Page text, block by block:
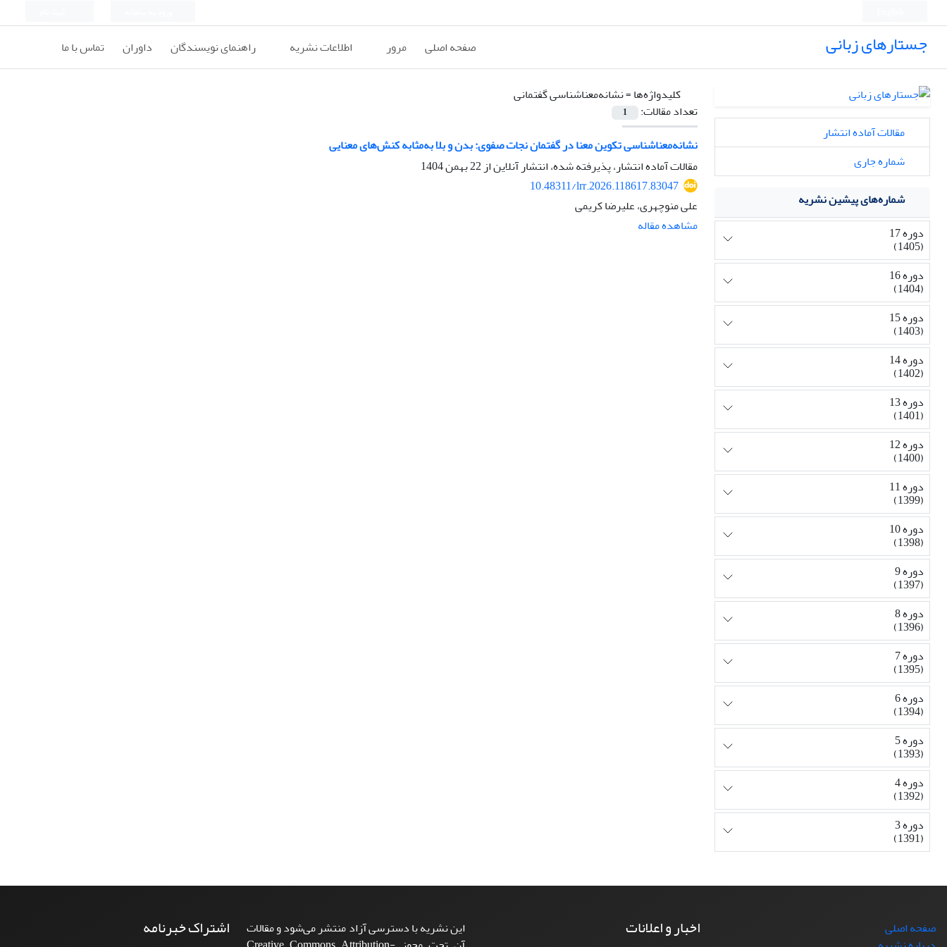
جستارهای زبانی صفحه اصلی مرور اطلاعات نشریه راهنمای نویسندگان داوران تماس با ما
کلیدواژه‌ها =نشانه‌معناشناسی گفتمانی
تعداد مقالات:
1
نشانه‌معناشناسی تکوین معنا در گفتمان نجات صفوی: بدن و بلا به‌مثابه کنش‌های معنایی
مقالات آماده انتشار، پذیرفته شده، انتشار آنلاین از22 بهمن 1404
10.48311/lrr.2026.118617.83047
علی منوچهری، علیرضا کریمی
مشاهده مقاله
مقالات آماده انتشار
شماره جاری
شماره‌های پیشین نشریه
دوره 17
(1405)
دوره 16
(1404)
دوره 15
(1403)
دوره 14
(1402)
دوره 13
(1401)
دوره 12
(1400)
دوره 11
(1399)
دوره 10
(1398)
دوره 9
(1397)
دوره 8
(1396)
دوره 7
(1395)
دوره 6
(1394)
دوره 5
(1393)
دوره 4
(1392)
دوره 3
(1391)
صفحه اصلی
اخبار و اعلانات
این نشریه با دسترسی آزاد منتشر می‌شود و مقالات
اشتراک خبرنامه